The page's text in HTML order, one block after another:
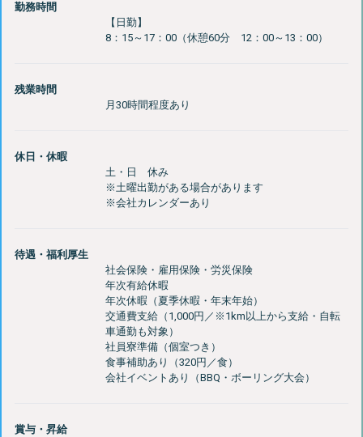
勤務時間
【日勤】
残業時間
休日・休暇
土・日 休み
※土曜出勤がある場合があります
待遇・福利厚生
社会保険・雇用保険・労災保険
年次有給休暇
年次休暇（夏季休暇・年末年始）
交通費支給（1,000円／※1km以上から支給・自転
車通勤も対象）
社員寮準備（個室つき）
食事補助あり（320円／食）
賞与・昇給